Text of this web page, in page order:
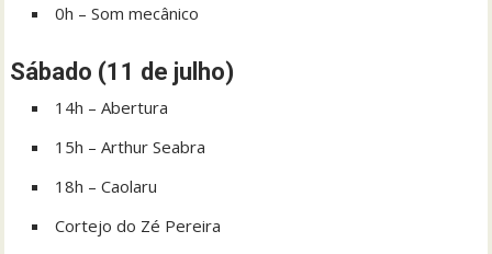
0h – Som mecânico
Sábado (11 de julho)
14h – Abertura
15h – Arthur Seabra
18h – Caolaru
Cortejo do Zé Pereira